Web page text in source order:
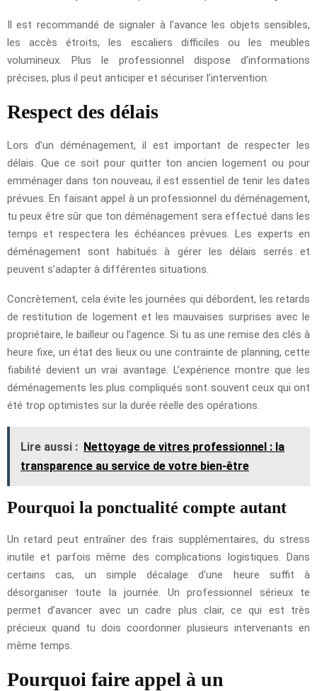
Il est recommandé de signaler à l’avance les objets sensibles,
les accès étroits, les escaliers difficiles ou les meubles
volumineux. Plus le professionnel dispose d’informations
précises, plus il peut anticiper et sécuriser l’intervention.
Respect des délais
Lors d’un déménagement, il est important de respecter les
délais. Que ce soit pour quitter ton ancien logement ou pour
emménager dans ton nouveau, il est essentiel de tenir les dates
prévues. En faisant appel à un professionnel du déménagement,
tu peux être sûr que ton déménagement sera effectué dans les
temps et respectera les échéances prévues. Les experts en
déménagement sont habitués à gérer les délais serrés et
peuvent s’adapter à différentes situations.
Concrètement, cela évite les journées qui débordent, les retards
de restitution de logement et les mauvaises surprises avec le
propriétaire, le bailleur ou l’agence. Si tu as une remise des clés à
heure fixe, un état des lieux ou une contrainte de planning, cette
fiabilité devient un vrai avantage. L’expérience montre que les
déménagements les plus compliqués sont souvent ceux qui ont
été trop optimistes sur la durée réelle des opérations.
Lire aussi : Nettoyage de vitres professionnel : la
transparence au service de votre bien-être
Pourquoi la ponctualité compte autant
Un retard peut entraîner des frais supplémentaires, du stress
inutile et parfois même des complications logistiques. Dans
certains cas, un simple décalage d’une heure suffit à
désorganiser toute la journée. Un professionnel sérieux te
permet d’avancer avec un cadre plus clair, ce qui est très
précieux quand tu dois coordonner plusieurs intervenants en
même temps.
Pourquoi faire appel à un